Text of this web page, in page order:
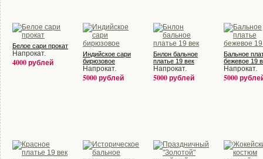
Белое сари прокат
Напрокат.
4000 рублей
Индийское сари
бирюзовое
Напрокат.
5000 рублей
Бнлон бальное
платье 19 век
Напрокат.
5000 рублей
Бальное
бежевое 19
Напрокат.
5000